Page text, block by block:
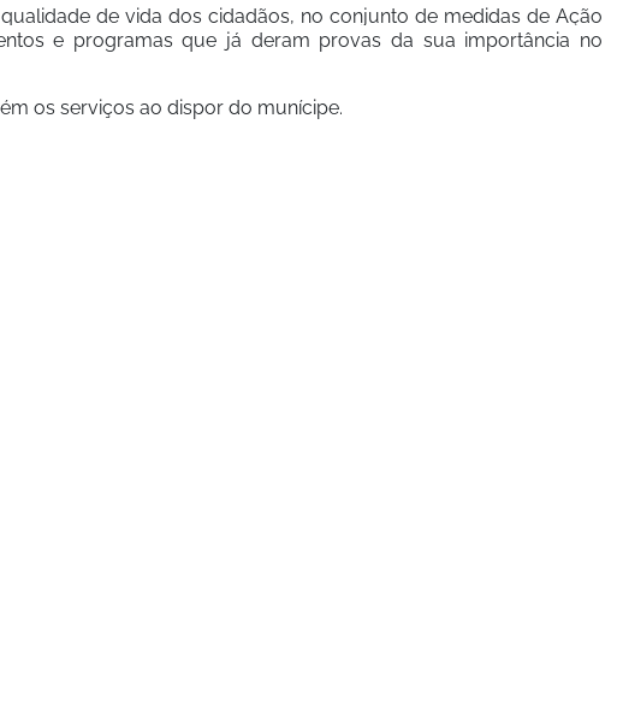
de vida dos cidadãos, no conjunto de medidas de Ação
e programas que já deram provas da sua importância no
os serviços ao dispor do munícipe.